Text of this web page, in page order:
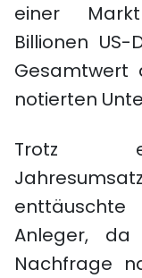
einer
Billionen
Gesamtwert
notierten
Trotz
Anleger, da
Nachfrage